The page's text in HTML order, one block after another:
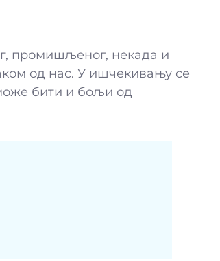
промишљеног, некада и
од нас. У ишчекивању се
бити и бољи од